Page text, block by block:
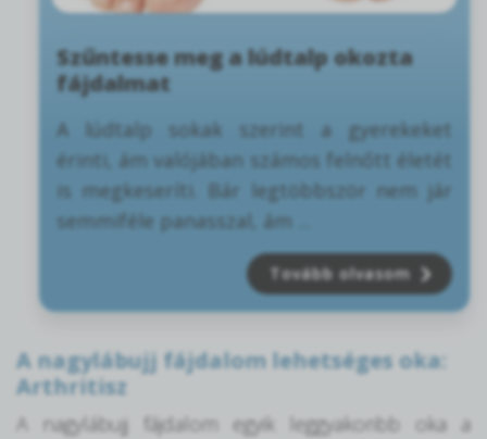
Szűntesse meg a lúdtalp okozta
fájdalmat
A lúdtalp sokak szerint a gyerekeket
érinti, ám valójában számos felnőtt életét
is megkeseríti. Bár legtöbbször nem jár
semmiféle panasszal, ám ...
Tovább olvasom
A nagylábujj fájdalom lehetséges oka:
Arthritisz
A nagylábujj fájdalom egyik leggyakoribb oka a